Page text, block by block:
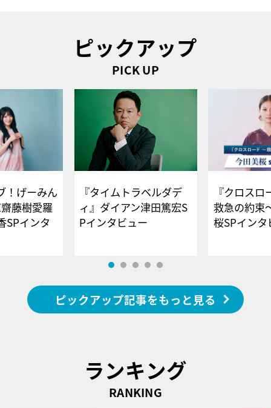
ピックアップ
PICK UP
！げーみん
藤樹愛羅
SPインタ
『タイムトラベルダデ
ィ』ダイアン津田篤宏S
Pインタビュー
『クロス
救急の約束
桜SPイ
ピックアップ記事をもっと見る
ランキング
RANKING